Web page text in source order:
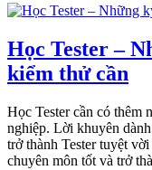
Học Tester –
kiểm thử cần
Học Tester cần có thêm
nghiệp. Lời khuyên
trở thành Tester tuyệt
chuyên môn tốt và trở